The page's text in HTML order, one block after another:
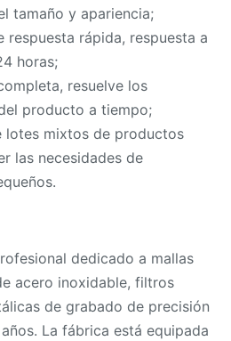
tamaño y apariencia;
respuesta rápida, respuesta a
horas;
resuelve los
producto a tiempo;
lotes mixtos de productos
las necesidades de
dedicado a mallas
acero inoxidable, filtros
de grabado de precisión
La fábrica está equipada